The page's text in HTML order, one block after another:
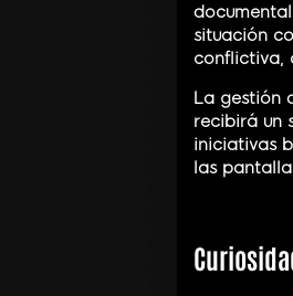
situación
conflictiva,
La gestión
recibirá un
iniciativas
las